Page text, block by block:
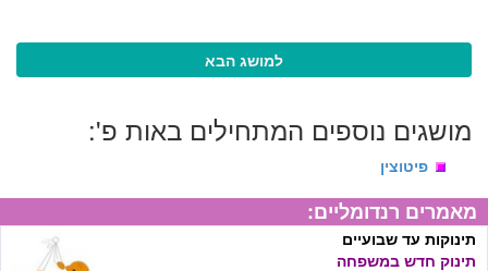
למושג הבא
מושגים נוספים המתחילים באות פ':
פיטוצין
מאמרים רנדומליים:
תינוקות עד שבועיים
תינוק חדש במשפחה